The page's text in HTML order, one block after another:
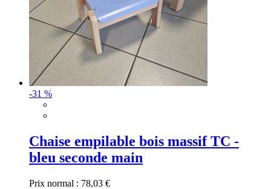
-31 %
Chaise empilable bois massif TC -
bleu seconde main
Prix normal : 78,03 €